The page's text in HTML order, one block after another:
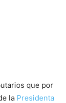
que por
la Presidenta